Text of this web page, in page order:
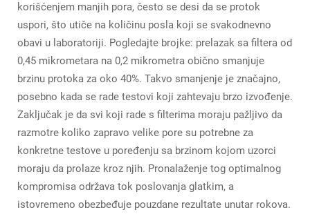
korišćenjem manjih pora, često se desi da se protok
uspori, što utiče na količinu posla koji se svakodnevno
obavi u laboratoriji. Pogledajte brojke: prelazak sa filtera od
0,45 mikrometara na 0,2 mikrometra obično smanjuje
brzinu protoka za oko 40%. Takvo smanjenje je značajno,
posebno kada se rade testovi koji zahtevaju brzo izvođenje.
Zaključak je da svi koji rade s filterima moraju pažljivo da
razmotre koliko zapravo velike pore su potrebne za
konkretne testove u poređenju sa brzinom kojom uzorci
moraju da prolaze kroz njih. Pronalaženje tog optimalnog
kompromisa održava tok poslovanja glatkim, a
istovremeno obezbeđuje pouzdane rezultate unutar rokova.